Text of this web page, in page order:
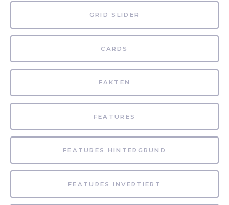
GRID SLIDER
CARDS
FAKTEN
FEATURES
FEATURES HINTERGRUND
FEATURES INVERTIERT